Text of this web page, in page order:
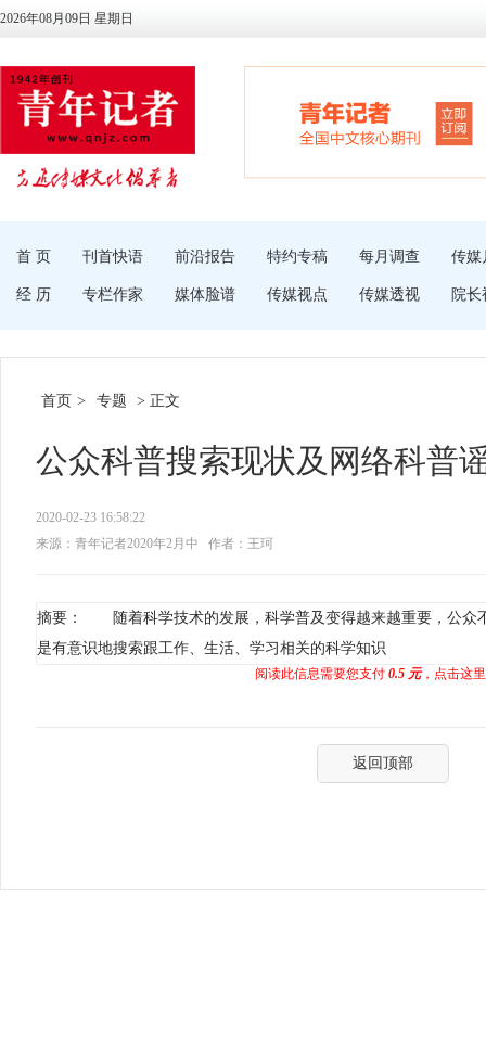
2026年08月09日 星期日
首 页 刊首快语 前沿报告 特约专稿 每月调查 传媒
经 历 专栏作家 媒体脸谱 传媒视点 传媒透视 院长
首页 > 专题 > 正文
公众科普搜索现状及网络科普
2020-02-23 16:58:22
来源：青年记者2020年2月中
作者：王珂
摘要： 随着科学技术的发展，科学普及变得越来越重要，公众
是有意识地搜索跟工作、生活、学习相关的科学知识
阅读此信息需要您支付 0.5 元，点击这
返回顶部